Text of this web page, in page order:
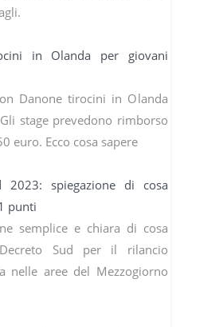
in Olanda per giovani
Danone tirocini in Olanda
stage prevedono rimborso
euro. Ecco cosa sapere
2023: spiegazione di cosa
punti
semplice e chiara di cosa
Sud per il rilancio
nelle aree del Mezzogiorno